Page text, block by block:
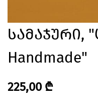
Სამაჯური,
Handmade"
225,00 ₾